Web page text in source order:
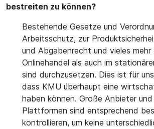
bestreiten zu können?
Bestehende Gesetze und
Arbeitsschutz, zur
und Abgabenrecht und vieles
Onlinehandel als auch im
sind durchzusetzen. Dies ist für
dass KMU überhaupt eine
haben können. Große Anbieter
Plattformen sind entsprechend
kontrollieren, um keine